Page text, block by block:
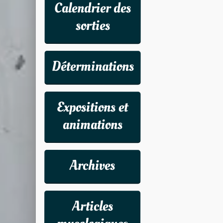
Calendrier des
sorties
Déterminations
Expositions et
animations
Archives
Articles